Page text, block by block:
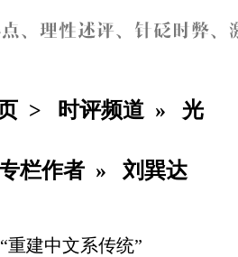
> 时评频道 » 光
栏作者 » 刘巽达
重建中文系传统”